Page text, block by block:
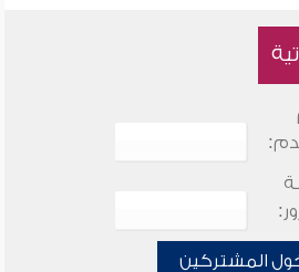
المشتركين